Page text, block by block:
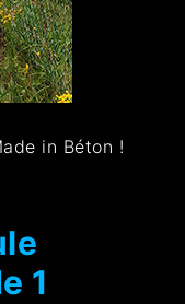
in Béton !
1